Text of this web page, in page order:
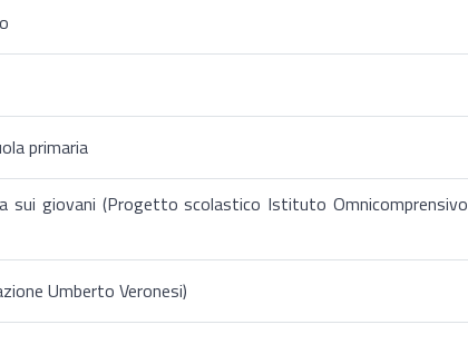
primaria
sui giovani (Progetto scolastico Istituto Omnicomprensivo
Umberto Veronesi)